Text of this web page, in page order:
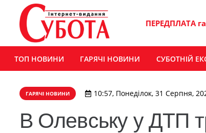
ПЕРЕДПЛАТА
ТОП НОВИНИ ГАРЯЧІ НОВИНИ СУБОТНІЙ
ГАРЯЧІ НОВИНИ 10:57, Понеділок, 31 Серпня,
В Олевську у ДТП